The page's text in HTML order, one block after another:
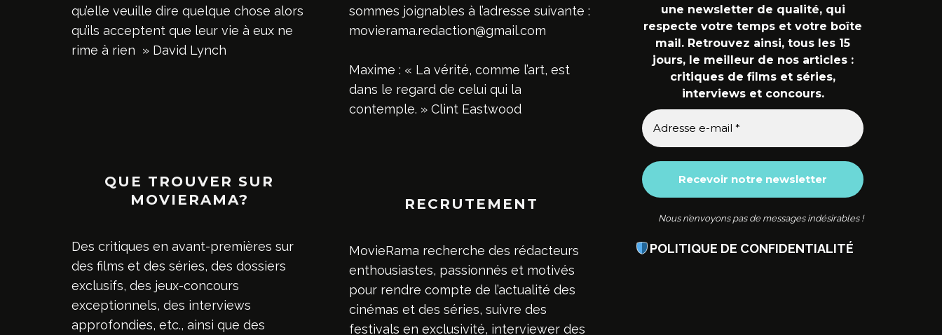
qu’elle veuille dire quelque chose alors
qu’ils acceptent que leur vie à eux ne
rime à rien » David Lynch
QUE TROUVER SUR
MOVIERAMA?
Des critiques en avant-premières sur
des films et des séries, des dossiers
exclusifs, des jeux-concours
exceptionnels, des interviews
approfondies, etc., ainsi que des
sommes joignables à l’adresse suivante :
movierama.redaction@gmail.com
Maxime : « La vérité, comme l’art, est
dans le regard de celui qui la
contemple. » Clint Eastwood
RECRUTEMENT
MovieRama recherche des rédacteurs
enthousiastes, passionnés et motivés
pour rendre compte de l’actualité des
cinémas et des séries, suivre des
festivals en exclusivité, interviewer des
une newsletter de qualité, qui
respecte votre temps et votre boîte
mail. Retrouvez ainsi, tous les 15
jours, le meilleur de nos articles :
critiques de films et séries,
interviews et concours.
Nous n’envoyons pas de messages indésirables !
POLITIQUE DE CONFIDENTIALITÉ